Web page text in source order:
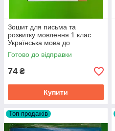
Зошит для письма та
розвитку мовлення 1 клас
Українська мова до
Пономарьової НУШ
Готово до відправки
74 ₴
Купити
Топ продажів